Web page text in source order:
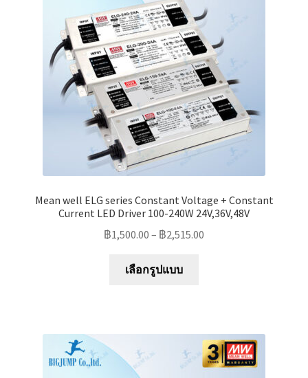
Mean well ELG series Constant Voltage + Constant
Current LED Driver 100-240W 24V,36V,48V
฿1,500.00 – ฿2,515.00
เลือกรูปแบบ
The
options